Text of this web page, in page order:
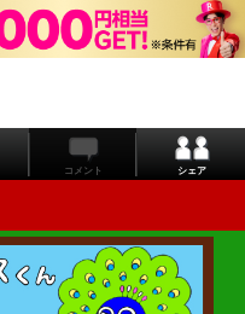
コメント シェア